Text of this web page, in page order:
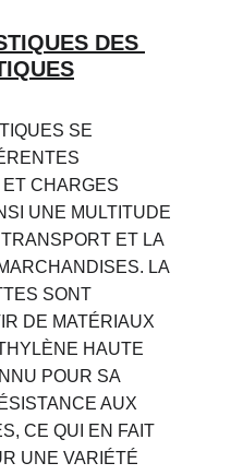
DES
SE
CHARGES
UNE MULTITUDE
ET LA
LA
SONT
DE MATÉRIAUX
HAUTE
POUR SA
AUX
CE QUI EN FAIT
UNE VARIÉTÉ